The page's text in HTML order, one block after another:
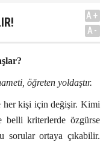
A+
A-
öğreten yoldaştır.
her kişi için değişir. Kimi
belli kriterlerde özgürse
sorular ortaya çıkabilir.